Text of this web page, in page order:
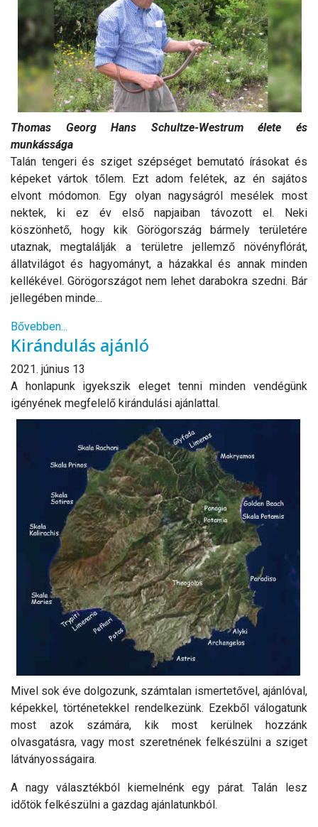
Thomas Georg Hans Schultze-Westrum élete és
munkássága
Talán tengeri és sziget szépséget bemutató írásokat és
képeket vártok tőlem. Ezt adom felétek, az én sajátos
elvont módomon. Egy olyan nagyságról mesélek most
nektek, ki ez év első napjaiban távozott el. Neki
köszönhető, hogy kik Görögország bármely területére
utaznak, megtalálják a területre jellemző növényflórát,
állatvilágot és hagyományt, a házakkal és annak minden
kellékével. Görögországot nem lehet darabokra szedni. Bár
jellegében minde...
Bővebben...
Kirándulás ajánló
2021. június 13
A honlapunk igyekszik eleget tenni minden vendégünk
igényének megfelelő kirándulási ajánlattal.
Mivel sok éve dolgozunk, számtalan ismertetővel, ajánlóval,
képekkel, történetekkel rendelkezünk. Ezekből válogatunk
most azok számára, kik most kerülnek hozzánk
olvasgatásra, vagy most szeretnének felkészülni a sziget
látványosságaira.
A nagy választékból kiemelnénk egy párat. Talán lesz
időtök felkészülni a gazdag ajánlatunkból.